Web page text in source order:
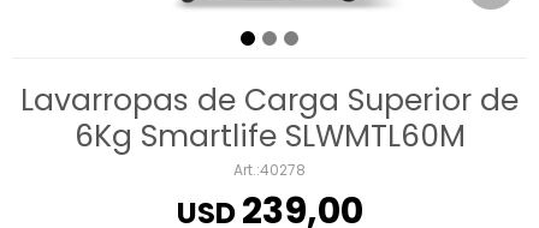
Lavarropas de Carga Superior de
6Kg Smartlife SLWMTL60M
40278
USD239,00